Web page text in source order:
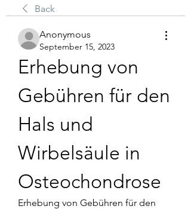
Back
Anonymous
September 15, 2023
Erhebung von
Gebühren für den
Hals und
Wirbelsäule in
Osteochondrose
Erhebung von Gebühren für den